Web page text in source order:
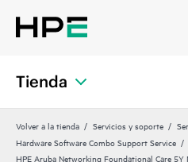
Tienda
Volver a la tienda Servicios y soporte
Hardware Software Combo Support Service
HPE Aruba Networking Foundational Care 5Y